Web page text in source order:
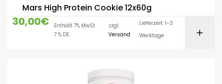
Mars High Protein Cookie 12x60g
30,00€
Enthält 7% MwSt.
7 % DE
zzgl.
Versand
Lieferzeit: 1-3
Werktage